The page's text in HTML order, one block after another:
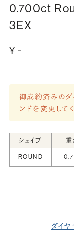
0.700ct
3EX
¥ -
御成約済みのダ
ンドを変更して
シェイプ 重
ROUND
ダイ